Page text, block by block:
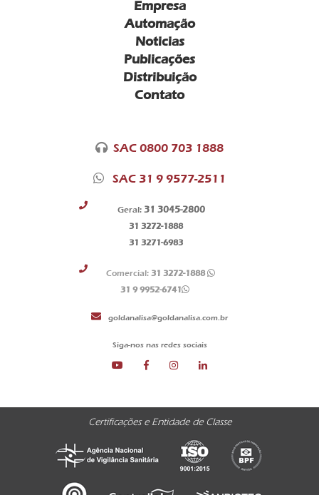
Empresa
Automação
Noticias
Publicações
Distribuição
Contato
SAC 0800 703 1888
SAC 31 9 9577-2511
Geral:31 3045-2800
31 3272-1888
31 3271-6983
Comercial: 31 3272-1888
31 9 9952-6741
goldanalisa@goldanalisa.com.br
Siga-nos nas redes sociais
Certificações e Entidade de Classe